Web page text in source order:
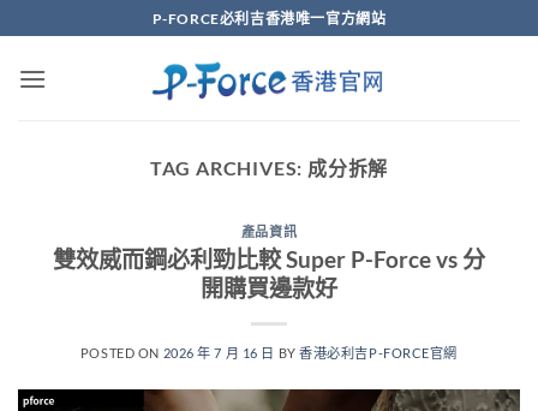
to
content
P-FORCE必利吉香港唯一官方網站
TAG ARCHIVES: 成分拆解
產品資訊
雙效威而鋼必利勁比較 Super P-Force vs 分
開購買邊款好
POSTED ON 2026 年 7 月 16 日 BY香港必利吉P-FORCE官網